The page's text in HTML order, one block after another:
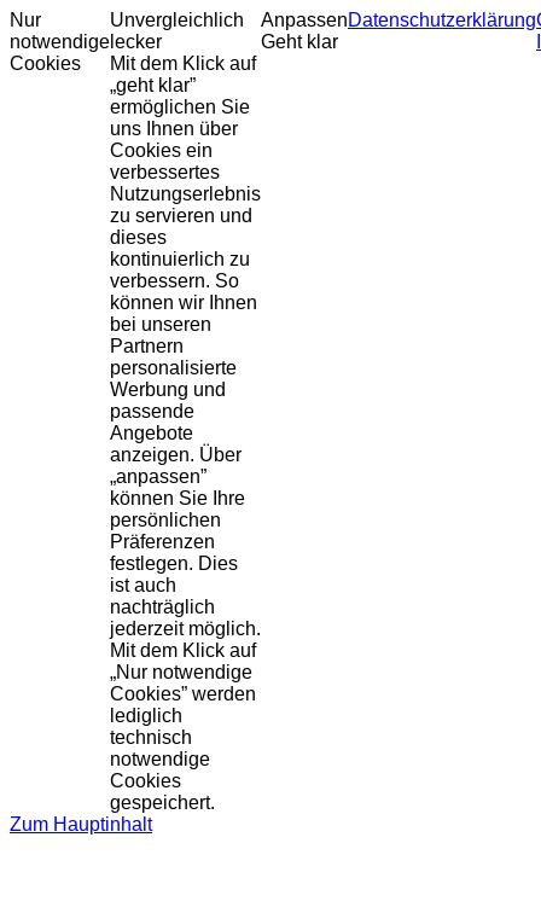
Nur
notwendige
Cookies
Unvergleichlich
lecker
Mit dem Klick auf
„geht klar”
ermöglichen Sie
uns Ihnen über
Cookies ein
verbessertes
Nutzungserlebnis
zu servieren und
dieses
kontinuierlich zu
verbessern. So
können wir Ihnen
bei unseren
Partnern
personalisierte
Werbung und
passende
Angebote
anzeigen. Über
„anpassen”
können Sie Ihre
persönlichen
Präferenzen
festlegen. Dies
ist auch
nachträglich
jederzeit möglich.
Mit dem Klick auf
„Nur notwendige
Cookies” werden
lediglich
technisch
notwendige
Cookies
gespeichert.
Anpassen
Geht klar
Datenschutzerklärung
Zum Hauptinhalt